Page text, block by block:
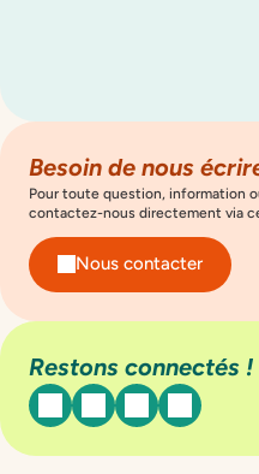
Besoin de nous
Pour toute question, information
contactez-nous directement via
Nous contacter
Restons connectés !
facebook
instagram
linkedinyoutube